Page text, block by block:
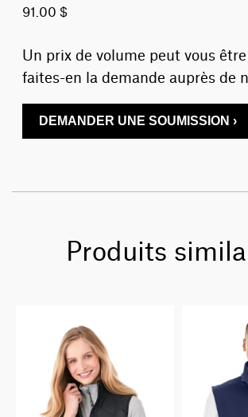
91.00 $
Un prix de volume peut vous être
faites-en la demande auprès de
DEMANDER UNE SOUMISSION ›
Produits